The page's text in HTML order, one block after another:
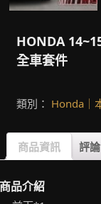
HONDA
全車套件
類別： Honda｜
商品資訊 評
品介紹